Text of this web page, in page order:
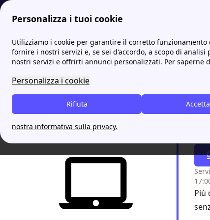
Personalizza i tuoi cookie
Utilizziamo i cookie per garantire il corretto funzionamento
fornire i nostri servizi e, se sei d'accordo, a scopo di analisi
nostri servizi e offrirti annunci personalizzati. Per saperne
Personalizza i cookie
Rifiuta
nostra informativa sulla privacy.
Energia-Luce.it Sportelli Hera: scopri l’ufficio più vicino a
Più